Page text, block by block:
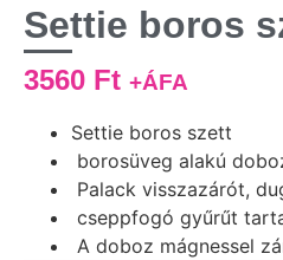
Settie boros
3560 Ft +ÁFA
Settie boros szett
borosüveg alakú
Palack visszazárót,
cseppfogó gyűrűt
A doboz mágnessel